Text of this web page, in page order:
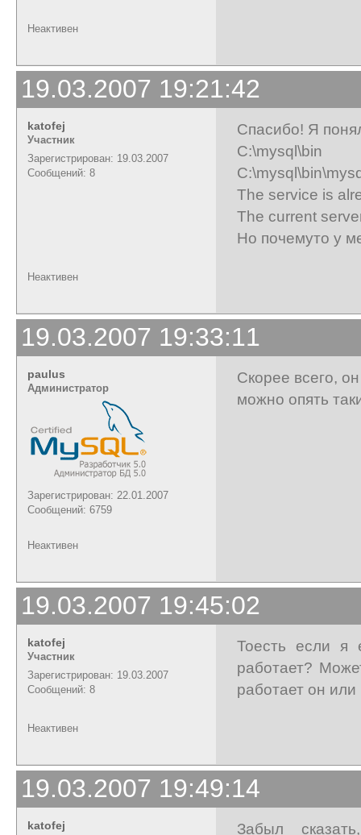
Неактивен
19.03.2007 19:21:42
katofej
Участник
Зарегистрирован: 19.03.2007
Сообщений: 8
Спасибо! Я
C:\mysql\bin
The service is
The current
Но почемуто у
Неактивен
19.03.2007 19:33:11
paulus
Администратор
Зарегистрирован: 22.01.2007
Сообщений: 6759
Скорее всего,
можно опять
Неактивен
19.03.2007 19:45:02
katofej
Участник
Зарегистрирован: 19.03.2007
Сообщений: 8
Тоесть если я
работает?
работает он или
Неактивен
19.03.2007 19:49:14
katofej Забыл